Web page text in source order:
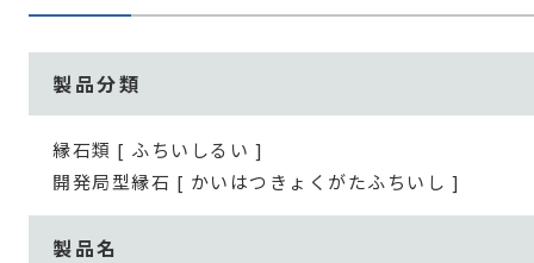
製品分類
縁石類 [ ふちいしるい ]
開発局型縁石 [ かいはつきょくがたふちいし ]
製品名